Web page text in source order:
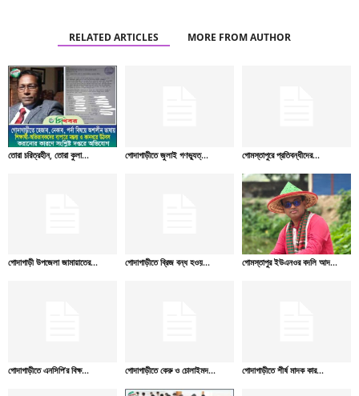
RELATED ARTICLES MORE FROM AUTHOR
তোরা চরিত্রহীন, তোরা কুলা... গোদাগাড়ীতে জুলাই গণভ্যুত্... গোমস্তাপুরে প্রতিবন্ধীদের...
গোদাগাড়ী উপজেলা জামায়াতের... গোদাগাড়ীতে ব্রিজ বন্ধ হওয়... গোমস্তাপুর ইউএনওর বদলি আদ...
গোদাগাড়ীতে এনসিপি’র বিক্ষ... গোদাগাড়ীতে কেরু ও চোলাইমদ... গোদাগাড়ীতে শীর্ষ মাদক কার...